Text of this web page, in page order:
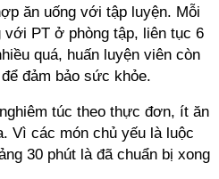
ăn uống với tập luyện. Mỗi
PT ở phòng tập, liên tục 6
quá, huấn luyện viên còn
đảm bảo sức khỏe.
túc theo thực đơn, ít ăn
Vì các món chủ yếu là luộc
30 phút là đã chuẩn bị xong